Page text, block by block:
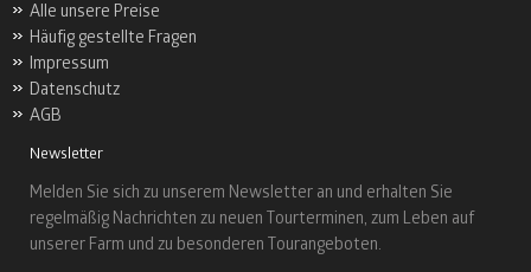
Alle unsere Preise
Häufig gestellte Fragen
Impressum
Datenschutz
AGB
Newsletter
Melden Sie sich zu unserem Newsletter an und erhalten Sie
regelmäßig Nachrichten zu neuen Tourterminen, zum Leben auf
unserer Farm und zu besonderen Tourangeboten.